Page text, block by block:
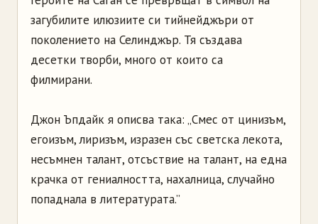
загубилите илюзиите си тийнейджъри от
поколението на Селинджър. Тя създава
десетки творби, много от които са
филмирани.
Джон Ъпдайк я описва така: „Смес от цинизъм,
егоизъм, лиризъм, изразен със светска лекота,
несъмнен талант, отсъствие на талант, на една
крачка от гениалността, нахалница, случайно
попаднала в литературата.”